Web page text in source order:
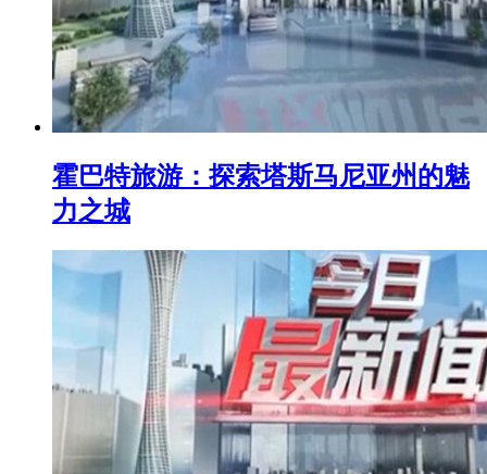
霍巴特旅游：探索塔斯马尼亚州的魅
力之城